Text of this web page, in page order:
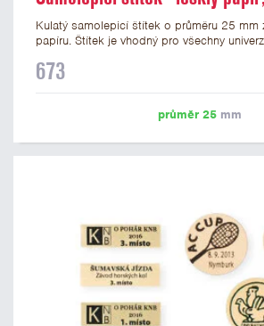
Kulatý samolepicí štítek o průměru 25 mm
papíru. Štítek je vhodný pro všechny
mm. Na štítek je možné vytisknout logo
673
průměr 25 mm